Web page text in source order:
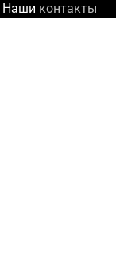
Наши контакты